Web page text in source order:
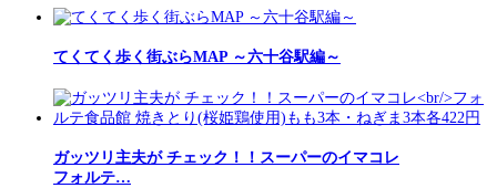
てくてく歩く街ぶらMAP ～六十谷駅編～
ガッツリ主夫が チェック！！スーパーのイマコレ
フォルテ…